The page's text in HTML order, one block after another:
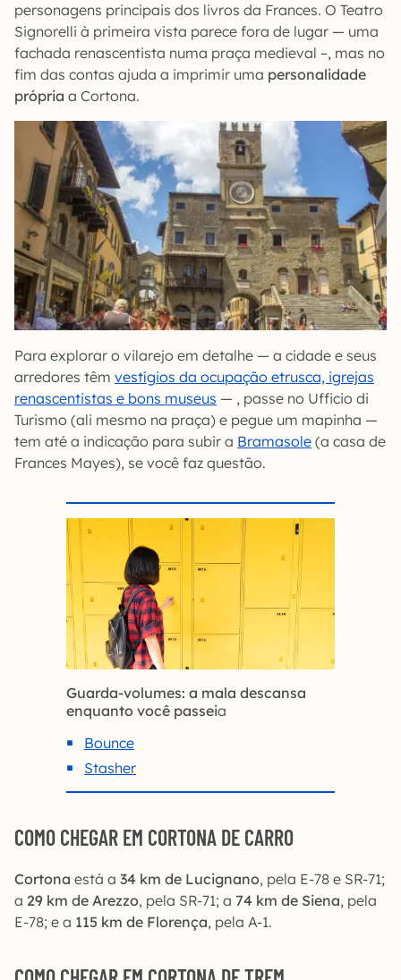
personagens principais dos livros da Frances. O Teatro
Signorelli à primeira vista parece fora de lugar — uma
fachada renascentista numa praça medieval –, mas no
fim das contas ajuda a imprimir uma personalidade
própria a Cortona.
Para explorar o vilarejo em detalhe — a cidade e seus
arredores têm vestígios da ocupação etrusca, igrejas
renascentistas e bons museus — , passe no Ufficio di
Turismo (ali mesmo na praça) e pegue um mapinha —
tem até a indicação para subir a Bramasole (a casa de
Frances Mayes), se você faz questão.
Guarda-volumes: a mala descansa
enquanto você passeia
Bounce
Stasher
COMO CHEGAR EM CORTONA DE CARRO
Cortona está a 34 km de Lucignano, pela E-78 e SR-71;
a 29 km de Arezzo, pela SR-71; a 74 km de Siena, pela
E-78; e a 115 km de Florença, pela A-1.